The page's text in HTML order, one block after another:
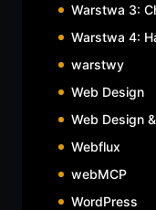
Warstwa 3:
Warstwa 4:
warstwy
Web Design
Web Design
Webflux
webMCP
WordPress